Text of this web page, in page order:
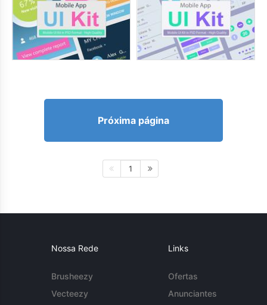
Próxima página
1
Nossa Rede
Brusheezy
Vecteezy
Links
Ofertas
Anunciantes